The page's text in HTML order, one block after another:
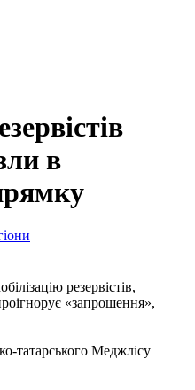
в
резервістів,
«запрошення»,
татарського Меджлісу